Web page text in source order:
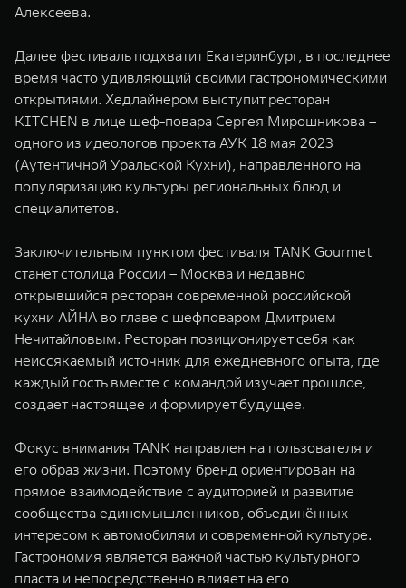
Алексеева.
Далее фестиваль подхватит Екатеринбург, в последнее
время часто удивляющий своими гастрономическими
открытиями. Хедлайнером выступит ресторан
KITCHEN в лице шеф-повара Сергея Мирошникова –
одного из идеологов проекта АУК 18 мая 2023
(Аутентичной Уральской Кухни), направленного на
популяризацию культуры региональных блюд и
специалитетов.
Заключительным пунктом фестиваля TANK Gourmet
станет столица России – Москва и недавно
открывшийся ресторан современной российской
кухни АЙНА во главе с шефповаром Дмитрием
Нечитайловым. Ресторан позиционирует себя как
неиссякаемый источник для ежедневного опыта, где
каждый гость вместе с командой изучает прошлое,
создает настоящее и формирует будущее.
Фокус внимания TANK направлен на пользователя и
его образ жизни. Поэтому бренд ориентирован на
прямое взаимодействие с аудиторией и развитие
сообщества единомышленников, объединённых
интересом к автомобилям и современной культуре.
Гастрономия является важной частью культурного
пласта и непосредственно влияет на его